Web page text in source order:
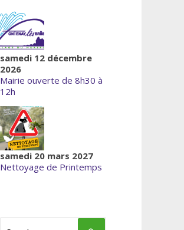
samedi 12 décembre
2026
Mairie ouverte de 8h30 à
12h
samedi 20 mars 2027
Nettoyage de Printemps